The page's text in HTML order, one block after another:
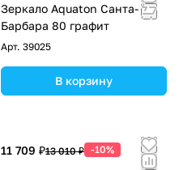
Зеркало Aquaton Санта-
Барбара 80 графит
Арт. 39025
В корзину
11 709 ₽13 010 ₽ -10%